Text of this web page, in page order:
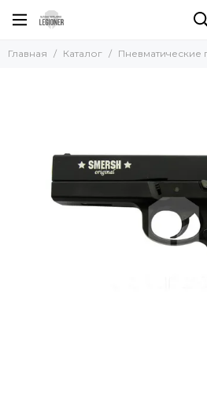
Пневматические пистолеты
Пистолеты Smersh
Пистолеты Umarex
Пистолеты Gamo
Главная Каталог Пневматические